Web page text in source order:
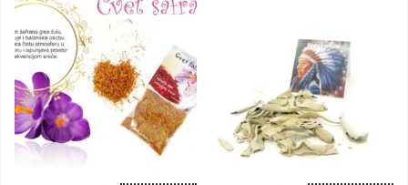
Dodaj u korpu Dodaj u korpu